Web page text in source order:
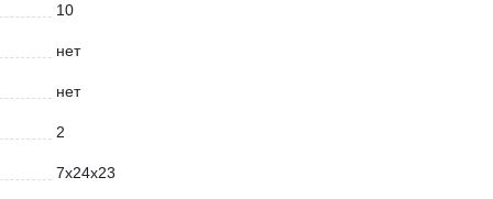
10
нет
нет
2
7x24x23